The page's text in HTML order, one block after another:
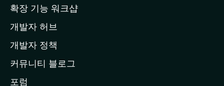
페
이
지
이
동
확장 기능 워크샵
개발자 허브
개발자 정책
커뮤니티 블로그
포럼